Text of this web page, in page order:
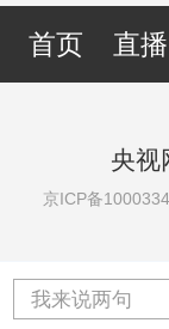
首页 直播
央视
京ICP备
我来说两句